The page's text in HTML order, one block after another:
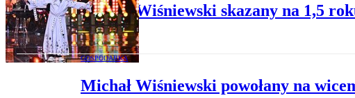
Michał Wiśniewski skazany na 1,5
GOSPODARKA
Michał Wiśniewski powołany na